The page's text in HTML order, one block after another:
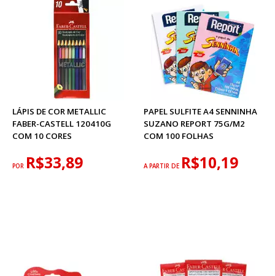
LÁPIS DE COR METALLIC
FABER-CASTELL 120410G
COM 10 CORES
POR R$33,89
PAPEL SULFITE A4 SENNINHA
SUZANO REPORT 75G/M2
COM 100 FOLHAS
A PARTIR DE R$10,19